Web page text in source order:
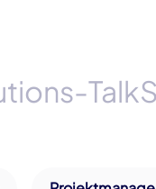
Talk